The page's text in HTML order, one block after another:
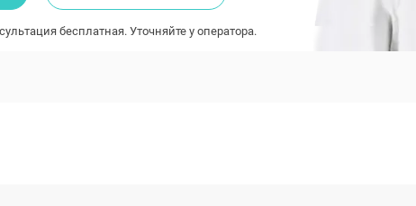
бесплатная. Уточняйте у оператора.